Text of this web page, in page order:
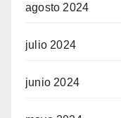
agosto 2024
julio 2024
junio 2024